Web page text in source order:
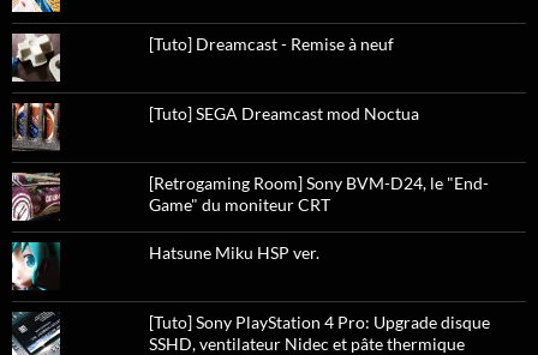
[Tuto] Dreamcast - Remise à neuf
[Tuto] SEGA Dreamcast mod Noctua
[Retrogaming Room] Sony BVM-D24, le "End-
Game" du moniteur CRT
Hatsune Miku HSP ver.
[Tuto] Sony PlayStation 4 Pro: Upgrade disque
SSHD, ventilateur Nidec et pâte thermique